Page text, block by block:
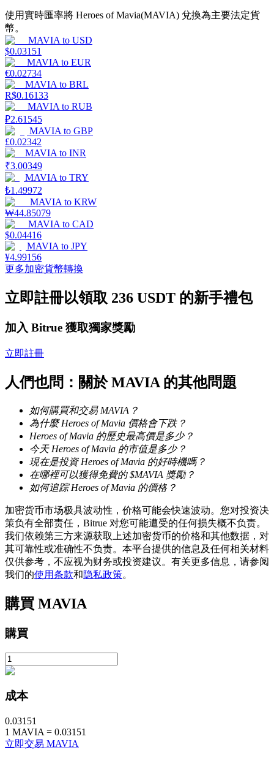
增值寶
使您的資產穩定增值
一鍵質押鎖定高收益
Launchpool
活期質押獲得熱門資產
鎖倉BTR
輕鬆獲得多重福利
借貸寶
借貸數字貨幣，及時且安全的服務
使用實時匯率將 Heroes of Mavia(MAVIA) 兌換為主要法定貨
幣。
MAVIAto USD
$0.03151
MAVIAto EUR
€0.02734
MAVIAto BRL
R$0.16133
MAVIAto RUB
₽2.61545
MAVIAto GBP
£0.02342
MAVIAto INR
₹3.00349
MAVIAto TRY
₺1.49972
MAVIAto KRW
₩44.85079
MAVIAto CAD
$0.04416
MAVIAto JPY
¥4.99156
更多加密貨幣轉換
立即註冊以領取 236 USDT 的新手禮包
加入 Bitrue 獲取獨家獎勵
立即註冊
人們也問：關於 MAVIA 的其他問題
如何購買和交易 MAVIA？
為什麼 Heroes of Mavia 價格會下跌？
Heroes of Mavia 的歷史最高價是多少？
今天 Heroes of Mavia 的市值是多少？
現在是投資 Heroes of Mavia 的好時機嗎？
在哪裡可以獲得免費的 $MAVIA 獎勵？
如何追踪 Heroes of Mavia 的價格？
加密货币市场极具波动性，价格可能会快速波动。您对投资决
策负有全部责任，Bitrue 对您可能遭受的任何损失概不负责。
我们依赖第三方来源获取上述加密货币的价格和其他数据，对
其可靠性或准确性不负责。本平台提供的信息及任何相关材料
仅供参考，不应视为财务或投资建议。有关更多信息，请参阅
我们的使用条款和隐私政策。
購買 MAVIA
購買
成本
0.03151
1 MAVIA = 0.03151
立即交易 MAVIA